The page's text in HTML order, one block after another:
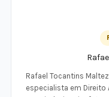
Rafael Tocantins
especialista em Direito